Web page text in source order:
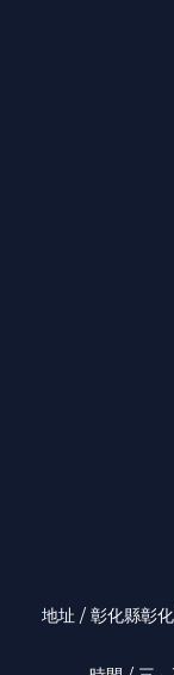
地址 / 彰化縣彰